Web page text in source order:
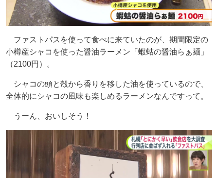
ファストパスを使って食べに来ていたのが、期間限定の
小樽産シャコを使った醤油ラーメン「蝦蛄の醤油らぁ麺」
（2100円）。
シャコの頭と殻から香りを移した油を使っているので、
全体的にシャコの風味も楽しめるラーメンなんですって。
うーん、おいしそう！